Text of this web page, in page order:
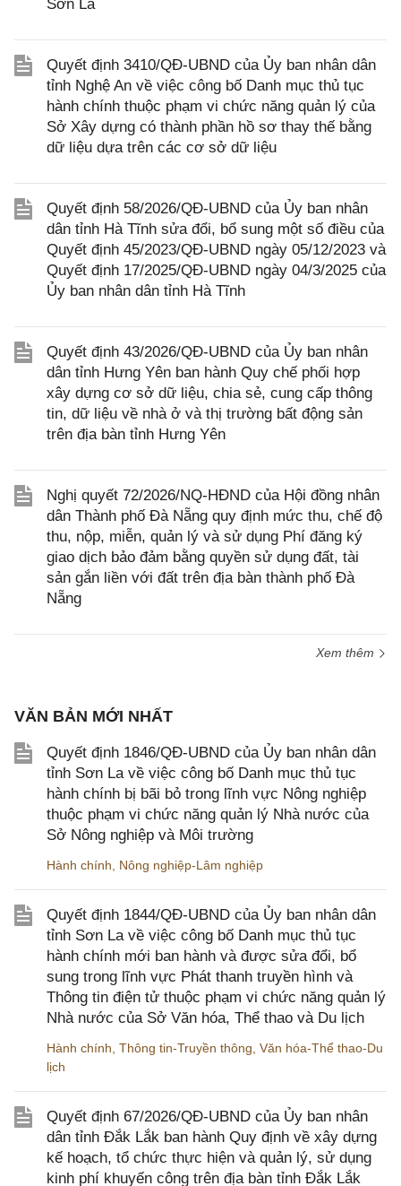
Sơn La
Quyết định 3410/QĐ-UBND của Ủy ban nhân dân
tỉnh Nghệ An về việc công bố Danh mục thủ tục
hành chính thuộc phạm vi chức năng quản lý của
Sở Xây dựng có thành phần hồ sơ thay thế bằng
dữ liệu dựa trên các cơ sở dữ liệu
Quyết định 58/2026/QĐ-UBND của Ủy ban nhân
dân tỉnh Hà Tĩnh sửa đổi, bổ sung một số điều của
Quyết định 45/2023/QĐ-UBND ngày 05/12/2023 và
Quyết định 17/2025/QĐ-UBND ngày 04/3/2025 của
Ủy ban nhân dân tỉnh Hà Tĩnh
Quyết định 43/2026/QĐ-UBND của Ủy ban nhân
dân tỉnh Hưng Yên ban hành Quy chế phối hợp
xây dựng cơ sở dữ liệu, chia sẻ, cung cấp thông
tin, dữ liệu về nhà ở và thị trường bất động sản
trên địa bàn tỉnh Hưng Yên
Nghị quyết 72/2026/NQ-HĐND của Hội đồng nhân
dân Thành phố Đà Nẵng quy định mức thu, chế độ
thu, nộp, miễn, quản lý và sử dụng Phí đăng ký
giao dịch bảo đảm bằng quyền sử dụng đất, tài
sản gắn liền với đất trên địa bàn thành phố Đà
Nẵng
Xem thêm
VĂN BẢN MỚI NHẤT
Quyết định 1846/QĐ-UBND của Ủy ban nhân dân
tỉnh Sơn La về việc công bố Danh mục thủ tục
hành chính bị bãi bỏ trong lĩnh vực Nông nghiệp
thuộc phạm vi chức năng quản lý Nhà nước của
Sở Nông nghiệp và Môi trường
Hành chính Nông nghiệp-Lâm nghiệp
Quyết định 1844/QĐ-UBND của Ủy ban nhân dân
tỉnh Sơn La về việc công bố Danh mục thủ tục
hành chính mới ban hành và được sửa đổi, bổ
sung trong lĩnh vực Phát thanh truyền hình và
Thông tin điện tử thuộc phạm vi chức năng quản lý
Nhà nước của Sở Văn hóa, Thể thao và Du lịch
Hành chính Thông tin-Truyền thông Văn hóa-Thể thao-Du
lịch
Quyết định 67/2026/QĐ-UBND của Ủy ban nhân
dân tỉnh Đắk Lắk ban hành Quy định về xây dựng
kế hoạch, tổ chức thực hiện và quản lý, sử dụng
kinh phí khuyến công trên địa bàn tỉnh Đắk Lắk